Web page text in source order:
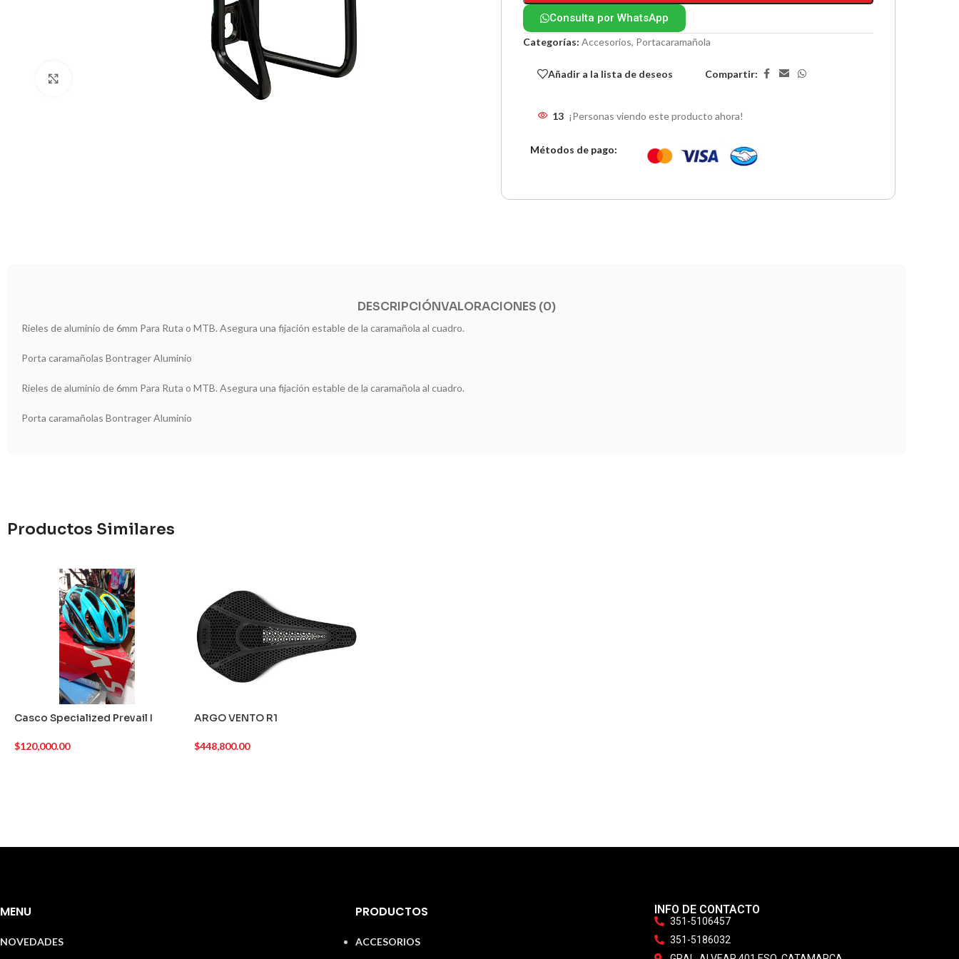
Consulta por WhatsApp
Categorías: Accesorios, Portacaramañola
Añadir a la lista de deseos Compartir:
13 ¡Personas viendo este producto ahora!
Métodos de pago:
DESCRIPCIÓNVALORACIONES (0)
Rieles de aluminio de 6mm Para Ruta o MTB. Asegura una fijación estable de la caramañola al cuadro.
Porta caramañolas Bontrager Aluminio
Rieles de aluminio de 6mm Para Ruta o MTB. Asegura una fijación estable de la caramañola al cuadro.
Porta caramañolas Bontrager Aluminio
Productos Similares
Casco Specialized Prevail I
$120,000.00
ARGO VENTO R1
$448,800.00
MENU
NOVEDADES
PRODUCTOS
ACCESORIOS
INFO DE CONTACTO
351-5106457
351-5186032